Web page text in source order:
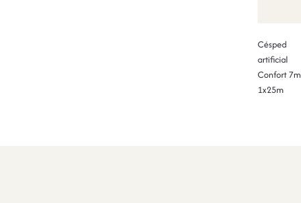
Césped
artificial
Confort
1x25m